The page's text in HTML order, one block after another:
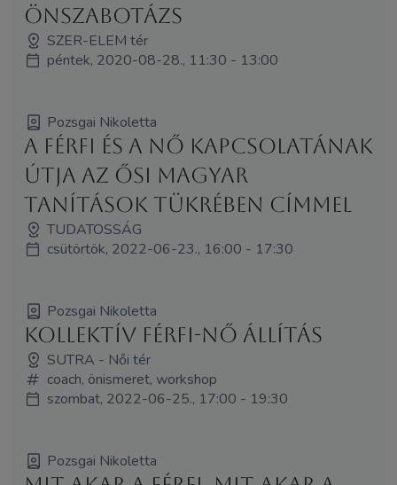
önszabotázs
SZER-ELEM tér
péntek, 2020-08-28., 11:30 - 13:00
Pozsgai Nikoletta
A Férfi és a Nő kapcsolatának
útja az ősi magyar
tanítások tükrében címmel
TUDATOSSÁG
csütörtök, 2022-06-23., 16:00 - 17:30
Pozsgai Nikoletta
Kollektív Férfi-Nő Állítás
SUTRA - Női tér
coach, önismeret, workshop
szombat, 2022-06-25., 17:00 - 19:30
Pozsgai Nikoletta